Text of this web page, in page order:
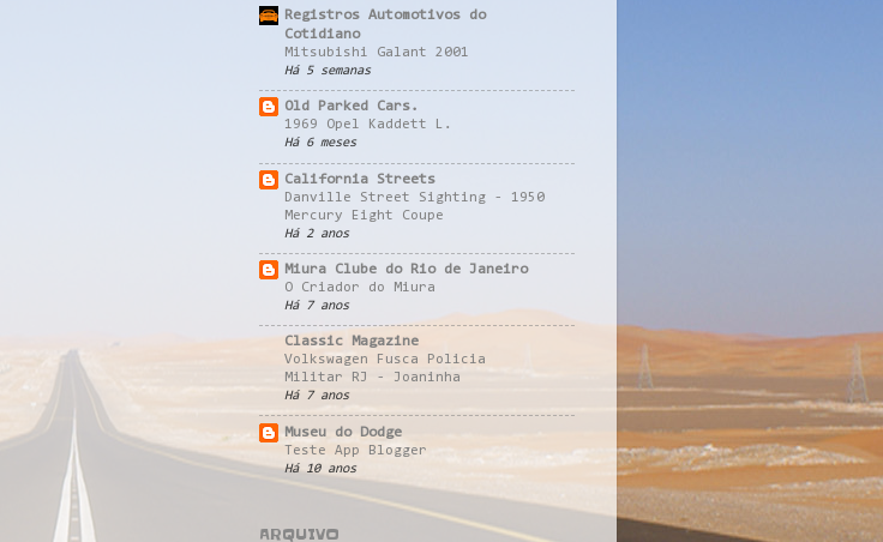
Registros Automotivos do
Cotidiano
Mitsubishi Galant 2001
Há 5 semanas
Old Parked Cars.
1969 Opel Kaddett L.
Há 6 meses
California Streets
Danville Street Sighting - 1950
Mercury Eight Coupe
Há 2 anos
Miura Clube do Rio de Janeiro
O Criador do Miura
Há 7 anos
Classic Magazine
Volkswagen Fusca Policia
Militar RJ - Joaninha
Há 7 anos
Museu do Dodge
Teste App Blogger
Há 10 anos
ARQUIVO